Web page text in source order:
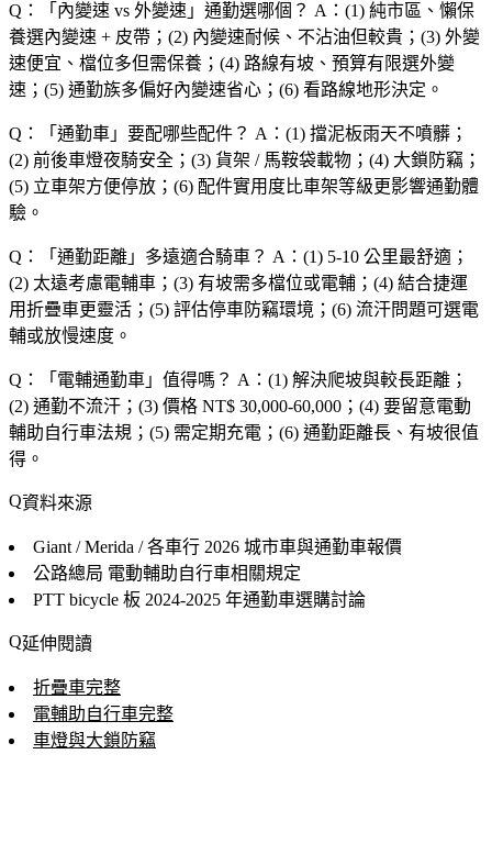
Q：「 內變速 vs 外變速 」通勤選哪個？ A：(1) 純市區、懶保
養選內變速 + 皮帶；(2) 內變速耐候、不沾油但較貴；(3) 外變
速便宜、檔位多但需保養；(4) 路線有坡、預算有限選外變
速；(5) 通勤族多偏好內變速省心；(6) 看路線地形決定。
Q：「 通勤車 」要配哪些配件？ A：(1) 擋泥板雨天不噴髒；
(2) 前後車燈夜騎安全；(3) 貨架 / 馬鞍袋載物；(4) 大鎖防竊；
(5) 立車架方便停放；(6) 配件實用度比車架等級更影響通勤體
驗。
Q：「 通勤距離 」多遠適合騎車？ A：(1) 5-10 公里最舒適；
(2) 太遠考慮電輔車；(3) 有坡需多檔位或電輔；(4) 結合捷運
用折疊車更靈活；(5) 評估停車防竊環境；(6) 流汗問題可選電
輔或放慢速度。
Q：「 電輔通勤車 」值得嗎？ A：(1) 解決爬坡與較長距離；
(2) 通勤不流汗；(3) 價格 NT$ 30,000-60,000；(4) 要留意電動
輔助自行車法規；(5) 需定期充電；(6) 通勤距離長、有坡很值
得。
資料來源
Giant / Merida / 各車行 2026 城市車與通勤車報價
公路總局 電動輔助自行車相關規定
PTT bicycle 板 2024-2025 年通勤車選購討論
延伸閱讀
折疊車完整
電輔助自行車完整
車燈與大鎖防竊